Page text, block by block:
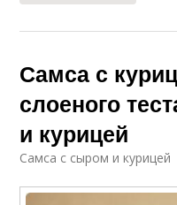
Самса с
слоеного
и курицей
Самса с сыром и курицей